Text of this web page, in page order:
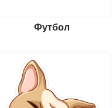
Футбол